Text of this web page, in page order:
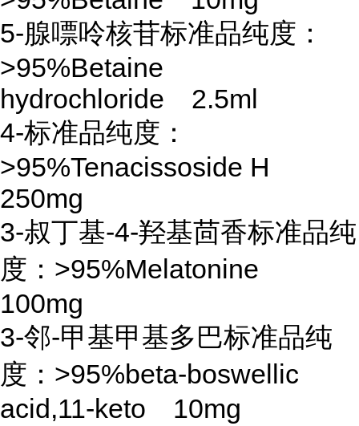
5-腺嘌呤核苷标准品纯度：
>95%Betaine
hydrochloride 2.5ml
4-标准品纯度：
>95%Tenacissoside H
250mg
3-叔丁基-4-羟基茴香标准品纯
度：>95%Melatonine
100mg
3-邻-甲基甲基多巴标准品纯
度：>95%beta-boswellic
acid,11-keto 10mg